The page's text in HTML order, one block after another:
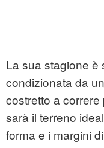
La sua stagione è
condizionata da
costretto a
sarà il terreno
forma e i margini